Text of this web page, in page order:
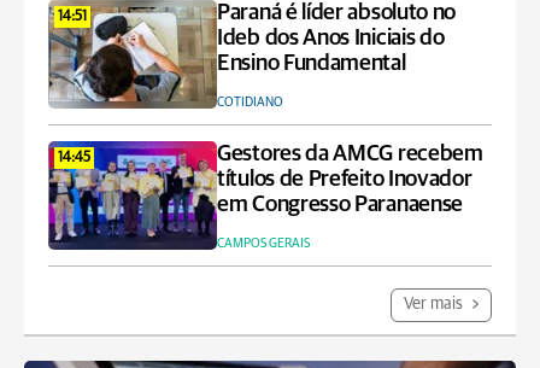
14:51
Paraná é líder absoluto no
Ideb dos Anos Iniciais do
Ensino Fundamental
COTIDIANO
14:45
Gestores da AMCG recebem
títulos de Prefeito Inovador
em Congresso Paranaense
CAMPOS GERAIS
Ver mais